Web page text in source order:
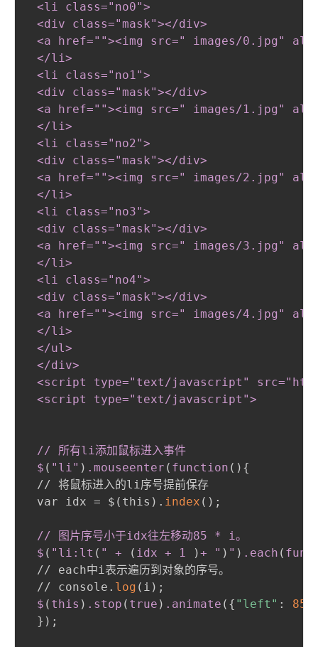
<li class="no0">
<div class="mask"></div>
<a href=""><img src=" images/0 .jpg "
</li >
<li class="no1">
<div class="mask"></div>
<a href=""><img src=" images/1 .jpg "
</li >
<li class="no2">
<div class="mask"></div>
<a href=""><img src=" images/2 .jpg "
</li >
<li class="no3">
<div class="mask"></div>
<a href=""><img src=" images/3 .jpg "
</li >
<li class="no4">
<div class="mask"></div>
<a href=""><img src=" images/4 .jpg "
</li >
</ul >
</div>
<script type="text/javascript"
<script type="text/javascript">
// 所有li添加鼠标进入事件
$ ( "li" ) .mouseenter ( function ( ) {
// 将鼠标进入的li序号提前保存
var idx = $ ( this ) . index ( ) ;
// 图片序号小于idx往左移动85 * i。
$ ( "li :lt ( " + ( idx + 1 )+ " ) " ) .each (
// each中i表示遍历到对象的序号。
// console. log ( i ) ;
$ ( this ) .stop ( true ) .animate ( { "left" : 85
} ) ;